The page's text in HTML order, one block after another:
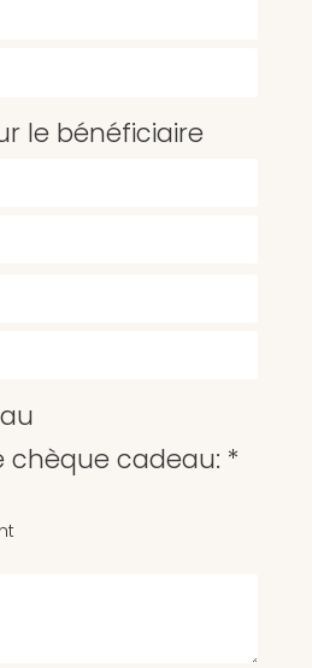
le bénéficiaire
chèque cadeau: *